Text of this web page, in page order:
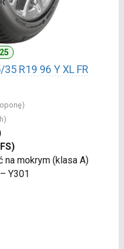
35 R19 96 Y XL FR
mokrym (klasa A)
Y301